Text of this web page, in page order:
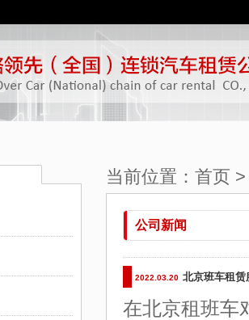
当前位置： 首页
公司新闻
2022.03.20 北京班车租
在北京租班车